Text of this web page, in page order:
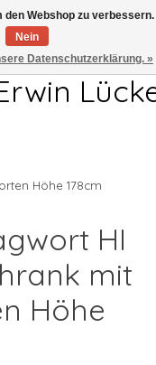
Höhe 178cm
HI
mit
Höhe
Webshop zu verbessern.
Nein
Datenschutzerklärung. »